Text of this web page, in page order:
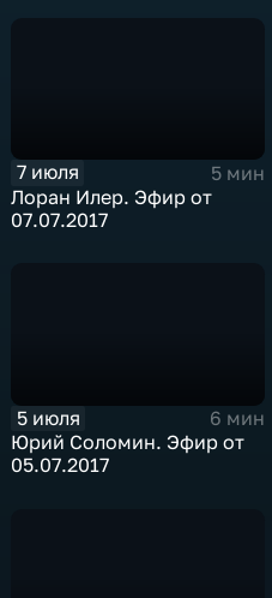
7 июля
5 мин
Лоран Илер. Эфир от
07.07.2017
5 июля
6 мин
Юрий Соломин. Эфир от
05.07.2017